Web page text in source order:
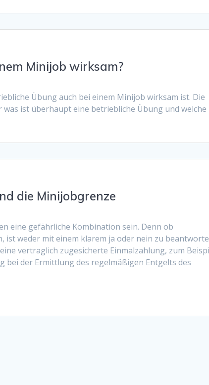
Minijob wirksam?
Übung auch bei einem Minijob wirksam ist. Die
ist überhaupt eine betriebliche Übung und welche
die Minijobgrenze
eine gefährliche Kombination sein. Denn ob
weder mit einem klarem ja oder nein zu
vertraglich zugesicherte Einmalzahlung, zum
bei der Ermittlung des regelmäßigen Entgelts des